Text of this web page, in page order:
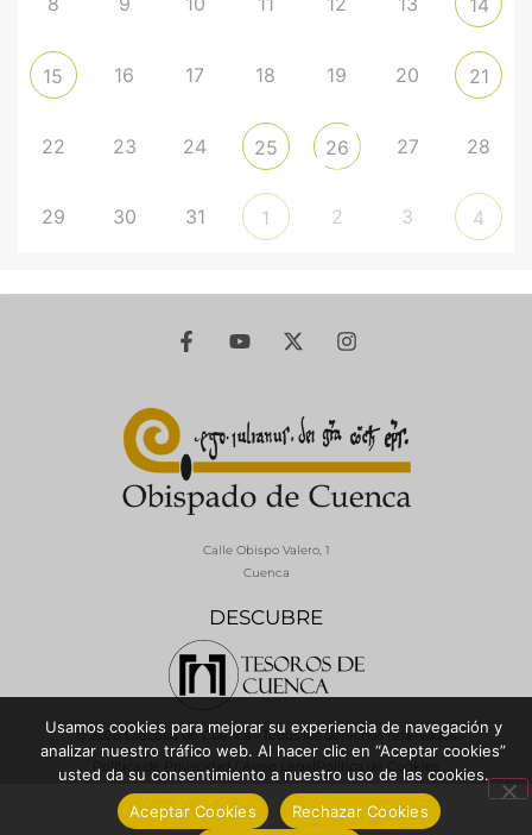
14
15 16 17 18 19 20 21
22 23 24 25 26 27 28
29 30 31 1 2 3 4
DESCUBRE
Calle Obispo Valero, 1
Cuenca
© 2026 Diócesis de Cuenca - Todos los derechos reservados
Política de Privacidad / Aviso Legal
Política de Cookies
Usamos cookies para mejorar su experiencia de navegación y
analizar nuestro tráfico web. Al hacer clic en “Aceptar cookies”
usted da su consentimiento a nuestro uso de las cookies.
Aceptar Cookies
Rechazar Cookies